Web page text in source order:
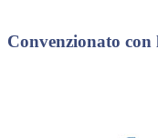
Convenzionato con